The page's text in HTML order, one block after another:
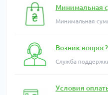
Минимальная
Минимальная
Возник
Служба
Условия